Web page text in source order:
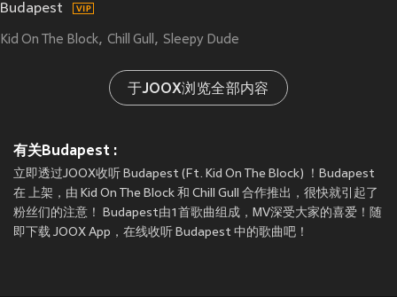
Budapest
Kid On The Block Chill Gull Sleepy Dude
于JOOX浏览全部内容
有关Budapest :
立即透过JOOX收听 Budapest (Ft. Kid On The Block) ！Budapest
在 上架，由 Kid On The Block 和 Chill Gull 合作推出，很快就引起了
粉丝们的注意！ Budapest由1首歌曲组成，MV深受大家的喜爱！随
即下载 JOOX App，在线收听 Budapest 中的歌曲吧！